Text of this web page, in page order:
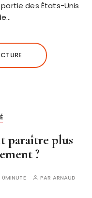
des États-Unis
paraître plus
?
0MINUTE PAR ARNAUD